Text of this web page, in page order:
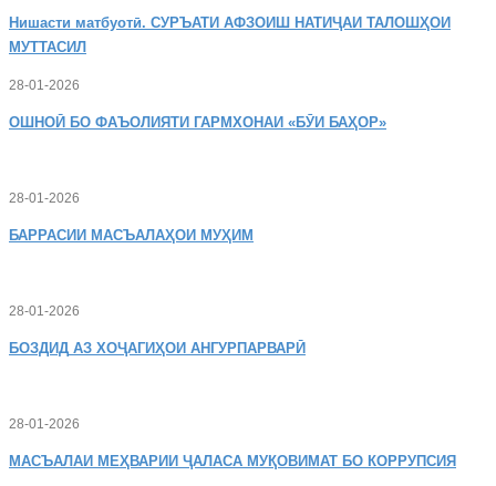
Нишасти матбуотӣ. СУРЪАТИ АФЗОИШ НАТИҶАИ ТАЛОШҲОИ
МУТТАСИЛ
28-01-2026
ОШНОӢ БО ФАЪОЛИЯТИ ГАРМХОНАИ «БӮИ БАҲОР»
28-01-2026
БАРРАСИИ МАСЪАЛАҲОИ МУҲИМ
28-01-2026
БОЗДИД АЗ ХОҶАГИҲОИ АНГУРПАРВАРӢ
28-01-2026
МАСЪАЛАИ МЕҲВАРИИ ҶАЛАСА МУҚОВИМАТ БО КОРРУПСИЯ